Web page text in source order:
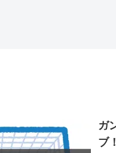
ガ
ブ！